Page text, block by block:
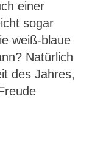
einer
sogar
weiß-blaue
Natürlich
des Jahres,